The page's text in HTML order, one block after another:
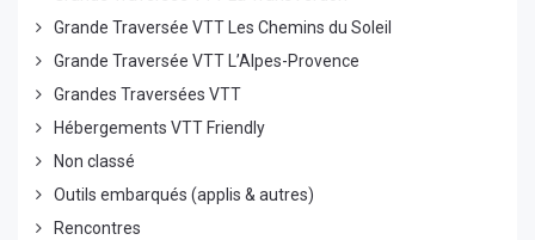
Grande Traversée VTT Les Chemins du Soleil
Grande Traversée VTT L’Alpes-Provence
Grandes Traversées VTT
Hébergements VTT Friendly
Non classé
Outils embarqués (applis & autres)
Rencontres